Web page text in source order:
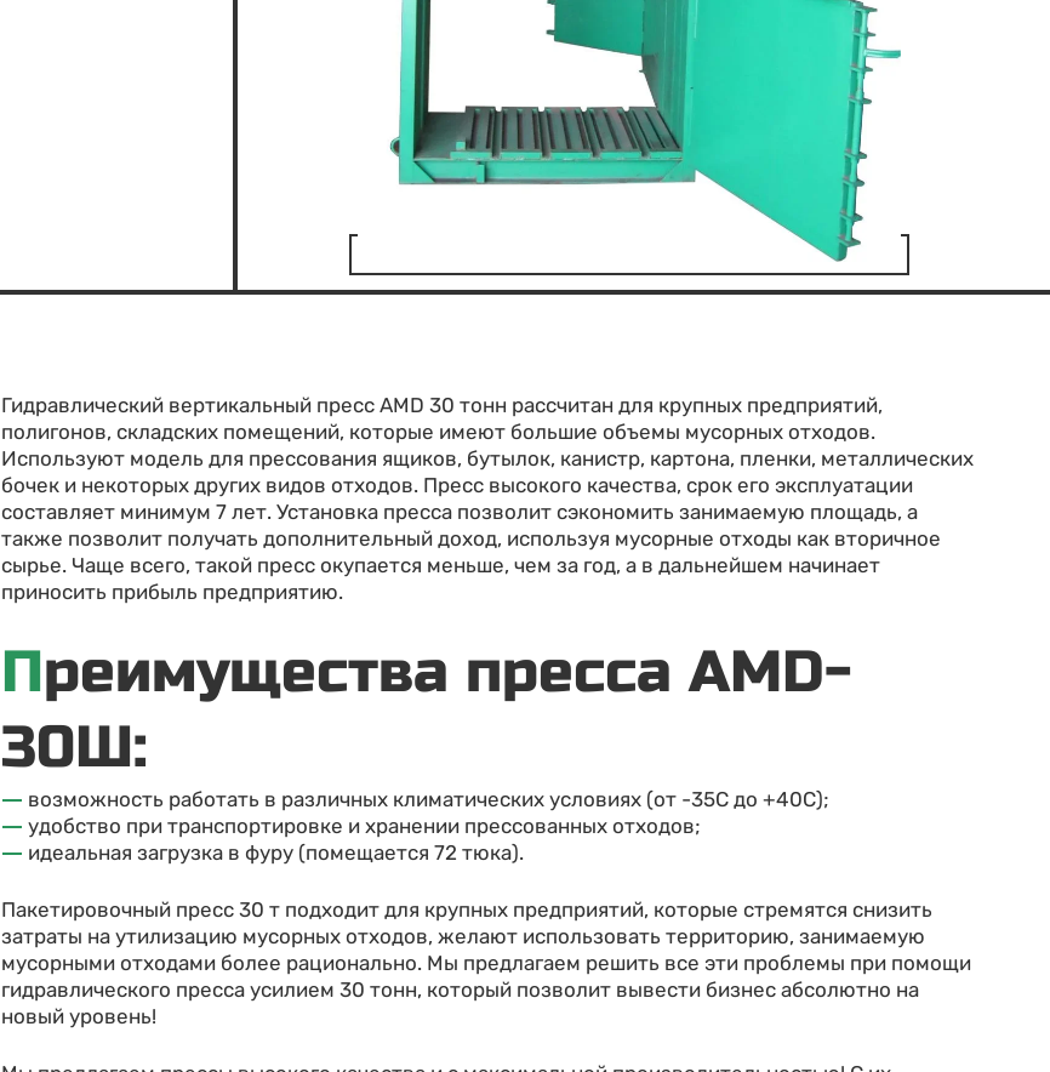
Гидравлический вертикальный пресс AMD 30 тонн рассчитан для крупных предприятий,
полигонов, складских помещений, которые имеют большие объемы мусорных отходов.
Используют модель для прессования ящиков, бутылок, канистр, картона, пленки, металлических
бочек и некоторых других видов отходов. Пресс высокого качества, срок его эксплуатации
составляет минимум 7 лет. Установка пресса позволит сэкономить занимаемую площадь, а
также позволит получать дополнительный доход, используя мусорные отходы как вторичное
сырье. Чаще всего, такой пресс окупается меньше, чем за год, а в дальнейшем начинает
приносить прибыль предприятию.
Преимущества пресса AMD-
30Ш:
возможность работать в различных климатических условиях (от -35С до +40С);
удобство при транспортировке и хранении прессованных отходов;
идеальная загрузка в фуру (помещается 72 тюка).
Пакетировочный пресс 30 т подходит для крупных предприятий, которые стремятся снизить
затраты на утилизацию мусорных отходов, желают использовать территорию, занимаемую
мусорными отходами более рационально. Мы предлагаем решить все эти проблемы при помощи
гидравлического пресса усилием 30 тонн, который позволит вывести бизнес абсолютно на
новый уровень!